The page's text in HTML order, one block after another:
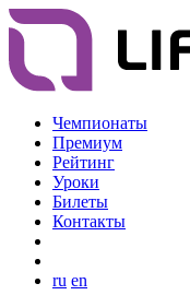
Чемпионаты
Премиум
Рейтинг
Уроки
Билеты
Контакты
ru en